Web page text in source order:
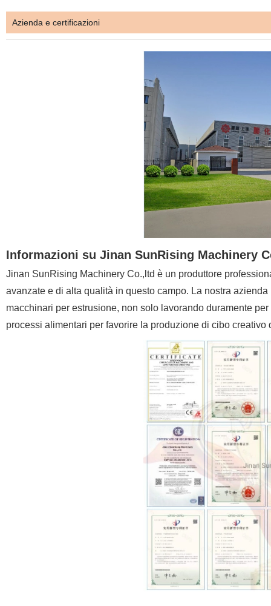
Azienda e certificazioni
Informazioni su Jinan SunRising Machinery
Jinan SunRising Machinery Co.,ltd è un produttore
avanzate e di alta qualità in questo campo. La nostra
macchinari per estrusione, non solo lavorando duramente
processi alimentari per favorire la produzione di cibo creativo